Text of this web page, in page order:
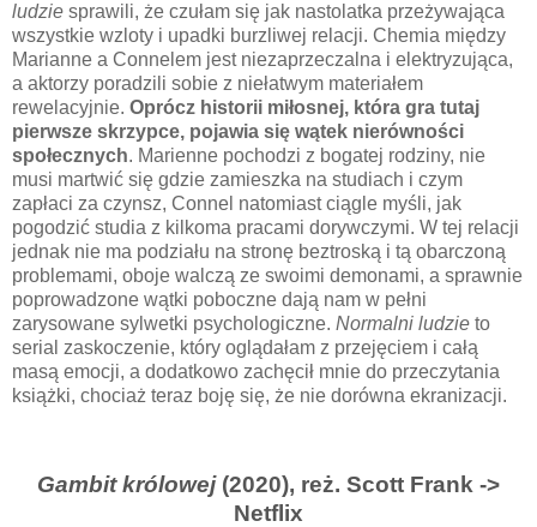
ludzie sprawili, że czułam się jak nastolatka przeżywająca
wszystkie wzloty i upadki burzliwej relacji. Chemia między
Marianne a Connelem jest niezaprzeczalna i elektryzująca,
a aktorzy poradzili sobie z niełatwym materiałem
rewelacyjnie. Oprócz historii miłosnej, która gra tutaj
pierwsze skrzypce, pojawia się wątek nierówności
społecznych. Marienne pochodzi z bogatej rodziny, nie
musi martwić się gdzie zamieszka na studiach i czym
zapłaci za czynsz, Connel natomiast ciągle myśli, jak
pogodzić studia z kilkoma pracami dorywczymi. W tej relacji
jednak nie ma podziału na stronę beztroską i tą obarczoną
problemami, oboje walczą ze swoimi demonami, a sprawnie
poprowadzone wątki poboczne dają nam w pełni
zarysowane sylwetki psychologiczne. Normalni ludzie to
serial zaskoczenie, który oglądałam z przejęciem i całą
masą emocji, a dodatkowo zachęcił mnie do przeczytania
książki, chociaż teraz boję się, że nie dorówna ekranizacji.
Gambit królowej(2020), reż. Scott Frank ->
Netflix